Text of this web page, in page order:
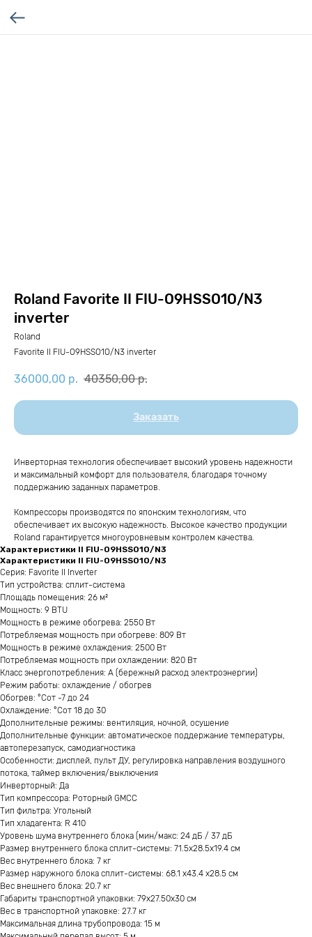
Roland Favorite II FIU-O9HSSO1O/N3
inverter
Roland
Favorite II FIU-O9HSSO1O/N3 inverter
36000,00 р. 40350,00 р.
Заказать
Инверторная технология обеспечивает высокий уровень надежности
и максимальный комфорт для пользователя, благодаря точному
поддержанию заданных параметров.
Компрессоры производятся по японским технологиям, что
обеспечивает их высокую надежность. Высокое качество продукции
Roland гарантируется многоуровневым контролем качества.
Характеристики II FIU-O9HSSO1O/N3
Характеристики II FIU-O9HSSO1O/N3
Серия: Favorite II Inverter
Тип устройства: сплит-система
Площадь помещения: 26 м²
Мощность: 9 BTU
Мощность в режиме обогрева: 2550 Вт
Потребляемая мощность при обогреве: 809 Вт
Мощность в режиме охлаждения: 2500 Вт
Потребляемая мощность при охлаждении: 820 Вт
Класс энергопотребления: А (бережный расход электроэнергии)
Режим работы: охлаждение / обогрев
Обогрев: °Сот -7 до 24
Охлаждение: °Сот 18 до 30
Дополнительные режимы: вентиляция, ночной, осушение
Дополнительные функции: автоматическое поддержание температуры,
автоперезапуск, самодиагностика
Особенности: дисплей, пульт ДУ, регулировка направления воздушного
потока, таймер включения/выключения
Инверторный: Да
Тип компрессора: Роторный GMCC
Тип фильтра: Угольный
Тип хладагента: R 410
Уровень шума внутреннего блока (мин/макс: 24 дБ / 37 дБ
Размер внутреннего блока сплит-системы: 71.5x28.5x19.4 см
Вес внутреннего блока: 7 кг
Размер наружного блока сплит-системы: 68.1 x43.4 x28.5 см
Вес внешнего блока: 20.7 кг
Габариты транспортной упаковки: 79х27.50х30 см
Вес в транспортной упаковке: 27.7 кг
Максимальная длина трубопровода: 15 м